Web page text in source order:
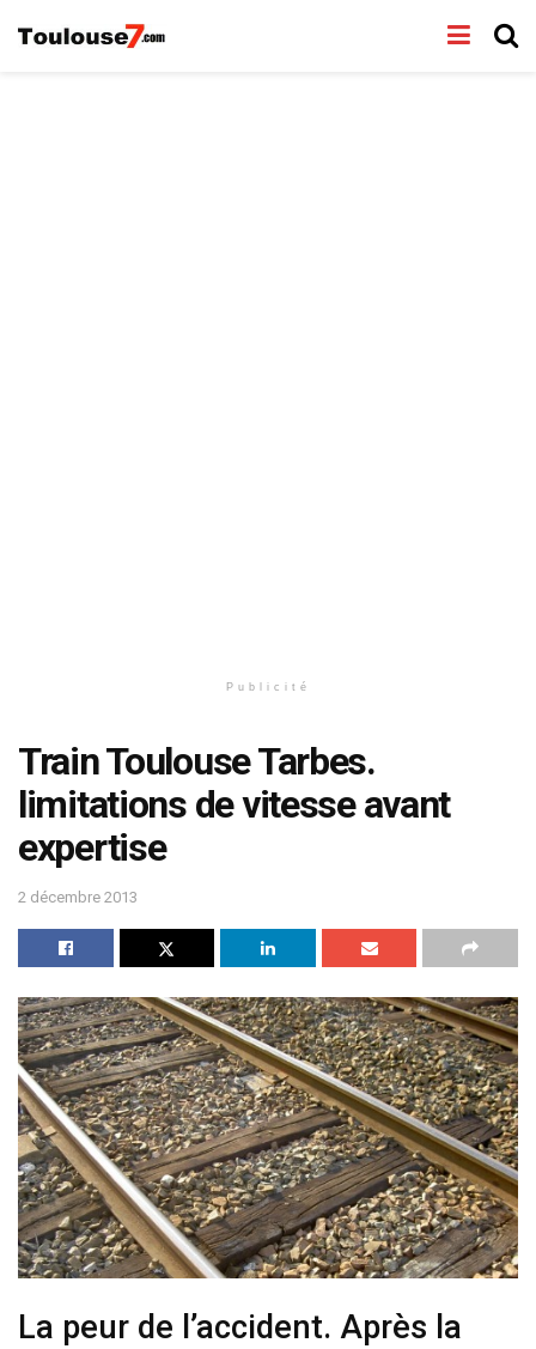
Publicité
Train Toulouse Tarbes.
limitations de vitesse avant
expertise
2 décembre 2013
La peur de l’accident. Après la